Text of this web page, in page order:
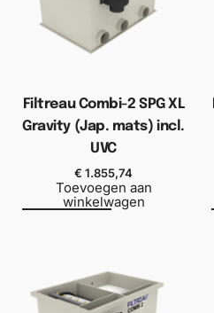
Filtreau Combi-2 SPG XL
Gravity (Jap. mats) incl.
UVC
€ 1.855,74
Toevoegen aan
winkelwagen